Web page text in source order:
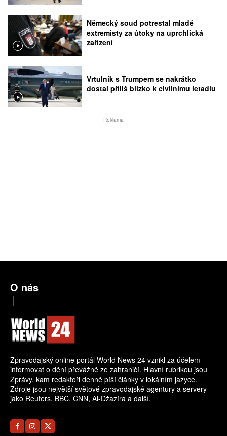
Německý soud potrestal mladé
extremisty za útoky na uprchlická
zařízení
Vrtulník s Trumpem se nakrátko
dostal příliš blízko k civilnímu letadlu
Reklama
O nás
Zpravodajský online portál World News 24 vznikl za účelem
informovat o dění převážně ze zahraničí. Hlavní rubrikou jsou
Zprávy, kam redaktoři denně píší články v lokálním jazyce.
Zdroje jsou největší světové zpravodajské agentury a servery
jako Reuters, BBC, CNN, Al-Džazíra a další.